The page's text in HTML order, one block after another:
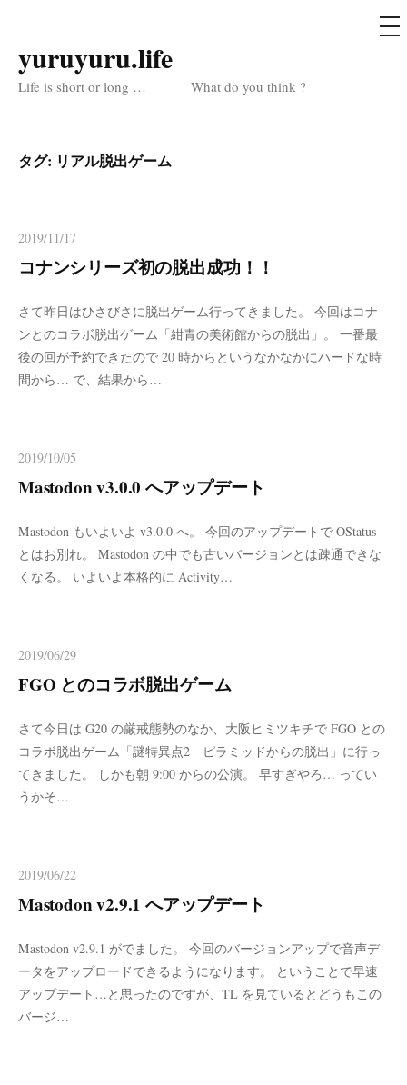
コ
ン
ツ
へ
ッ
プ
yuruyuru.life
Life is short or long … What do you think ?
メ
ニ
タグ: リアル脱出ゲーム
2019/11/17
コナンシリーズ初の脱出成功！！
さて昨日はひさびさに脱出ゲーム行ってきました。 今回はコナ
ンとのコラボ脱出ゲーム「紺青の美術館からの脱出」。 一番最
後の回が予約できたので 20 時からというなかなかにハードな時
間から… で、結果から…
2019/10/05
Mastodon v3.0.0 へアップデート
Mastodon もいよいよ v3.0.0 へ。 今回のアップデートで OStatus
とはお別れ。 Mastodon の中でも古いバージョンとは疎通できな
くなる。 いよいよ本格的に Activity…
2019/06/29
FGO とのコラボ脱出ゲーム
さて今日は G20 の厳戒態勢のなか、大阪ヒミツキチで FGO との
コラボ脱出ゲーム「謎特異点2 ピラミッドからの脱出」に行っ
てきました。 しかも朝 9:00 からの公演。 早すぎやろ… ってい
うかそ…
2019/06/22
Mastodon v2.9.1 へアップデート
Mastodon v2.9.1 がでました。 今回のバージョンアップで音声デ
ータをアップロードできるようになります。 ということで早速
アップデート…と思ったのですが、TL を見ているとどうもこの
バージ…